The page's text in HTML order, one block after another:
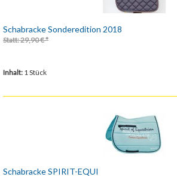
Schabracke Sonderedition 2018
Statt: 29,90 € *
Inhalt: 1 Stück
Schabracke SPIRIT-EQUI